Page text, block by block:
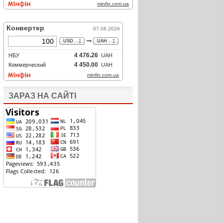
ЗАРАЗ НА САЙТІ